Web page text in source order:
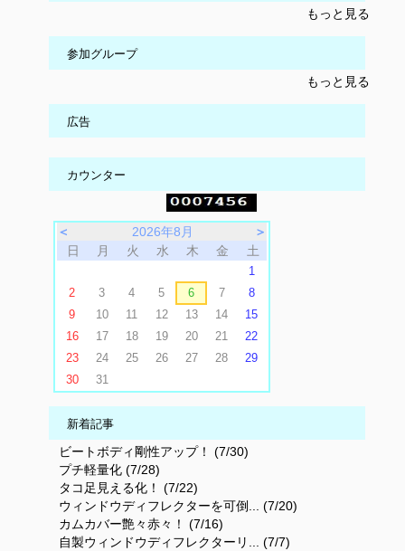
もっと見る
参加グループ
もっと見る
広告
カウンター
＜ 2026年8月
＞
日
月 火 水 木 金 土
1
2
3 4 5 6 7
8
9
10 11 12 13 14
15
16
17 18 19 20 21
22
23
24 25 26 27 28
29
30
31
新着記事
ビートボディ剛性アップ！ (7/30)
プチ軽量化 (7/28)
タコ足見える化！ (7/22)
ウィンドウディフレクターを可倒... (7/20)
カムカバー艶々赤々！ (7/16)
自製ウィンドウディフレクターリ... (7/7)